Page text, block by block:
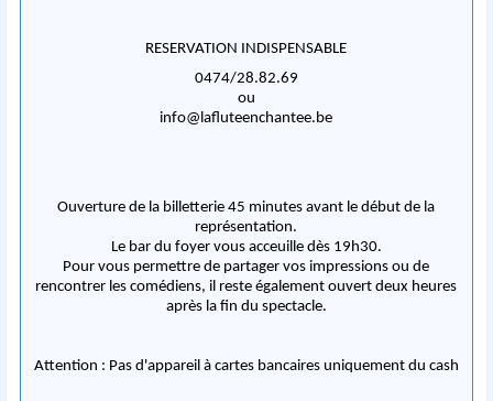
RESERVATION INDISPENSABLE
0474/28.82.69
ou
info@lafluteenchantee.be
Ouverture de la billetterie 45 minutes avant le début de la
représentation.
Le bar du foyer vous acceuille dès 19h30.
Pour vous permettre de partager vos impressions ou de
rencontrer les comédiens, il reste également ouvert deux heures
après la fin du spectacle.
Attention : Pas d'appareil à cartes bancaires uniquement du cash